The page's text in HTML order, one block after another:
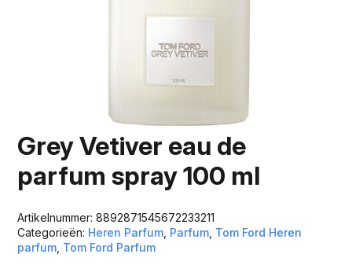
Grey Vetiver eau de
parfum spray 100 ml
Artikelnummer:8892871545672233211
Categorieën: Heren Parfum Parfum Tom Ford Heren
parfum Tom Ford Parfum